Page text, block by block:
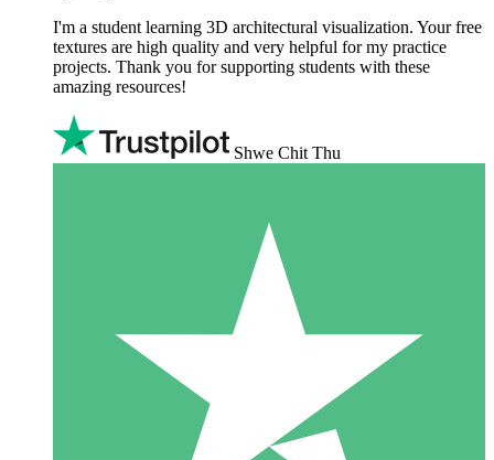
I'm a student learning 3D architectural visualization. Your free
textures are high quality and very helpful for my practice
projects. Thank you for supporting students with these
amazing resources!
Shwe Chit Thu